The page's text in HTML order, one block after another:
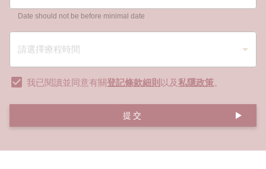
Date should not be before minimal date
我已閱讀並同意有關登記條款細則 以及私隱政策。
提交